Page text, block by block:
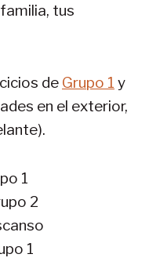
tus
de Grupo 1 y
en el exterior,
1
2
1